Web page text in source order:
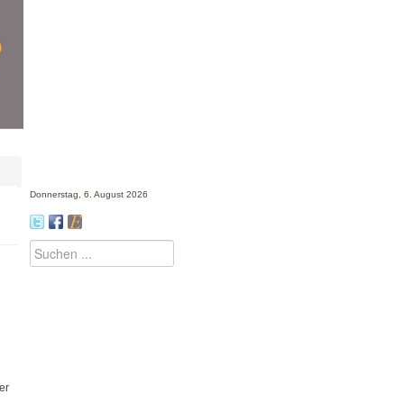
Donnerstag, 6. August 2026
Suchen
...